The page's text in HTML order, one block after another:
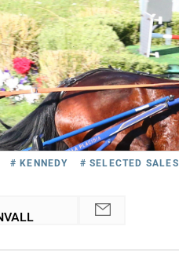
# KENNEDY # SELECTED SALES